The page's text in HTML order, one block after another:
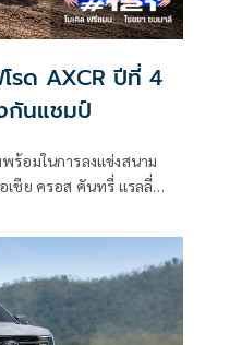
ด AXCR ปีที่ 4
กันแชมป์
ร้อมในการลงแข่งสนาม
เชีย ครอส คันทรี่ แรลลี่